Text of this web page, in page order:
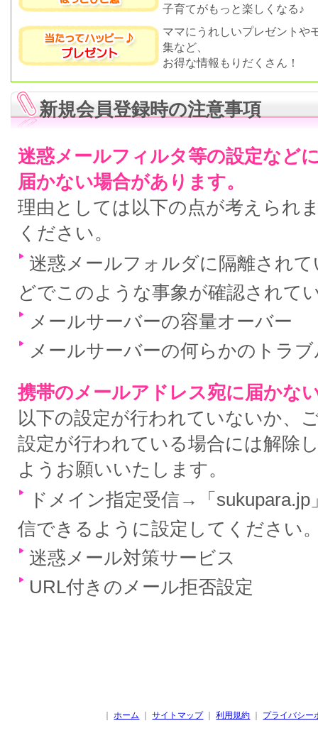
子育てがもっと楽しくなる♪
ママにうれしいプレゼントや
集など、
お得な情報もりだくさん！
新規会員登録時の注意事項
迷惑メールフィルタ等の設定など
届かない場合があります。
理由としては以下の点が考えられ
ください。
迷惑メールフォルダに隔離され
どでこのような事象が確認されて
メールサーバーの容量オーバー
メールサーバーの何らかのトラブ
携帯のメールアドレス宛に届かな
以下の設定が行われていないか、
設定が行われている場合には解除
ようお願いいたします。
ドメイン指定受信→「
信できるように設定してください
迷惑メール対策サービス
URL付きのメール拒否設定
｜ホーム ｜サイトマップ ｜利用規約 プライバシー